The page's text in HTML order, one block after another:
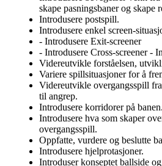
skape pasningsbaner og skape
Introdusere postspill.
Introdusere enkel screen-
- Introdusere Exit-screener
- Introdusere Cross-screener -
Videreutvikle forståelsen,
Variere spillsituasjoner for å
Videreutvikle overgangsspill
til angrep.
Introdusere korridorer på banen.
Introdusere hva som skaper
overgangsspill.
Oppfatte, vurdere og beslutte
Introdusere hjelprotasjoner.
Introduser konseptet ballside